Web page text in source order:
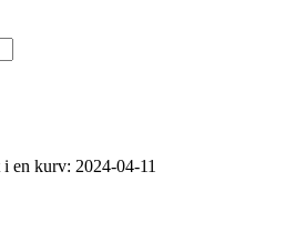
en kurv: 2024-04-11